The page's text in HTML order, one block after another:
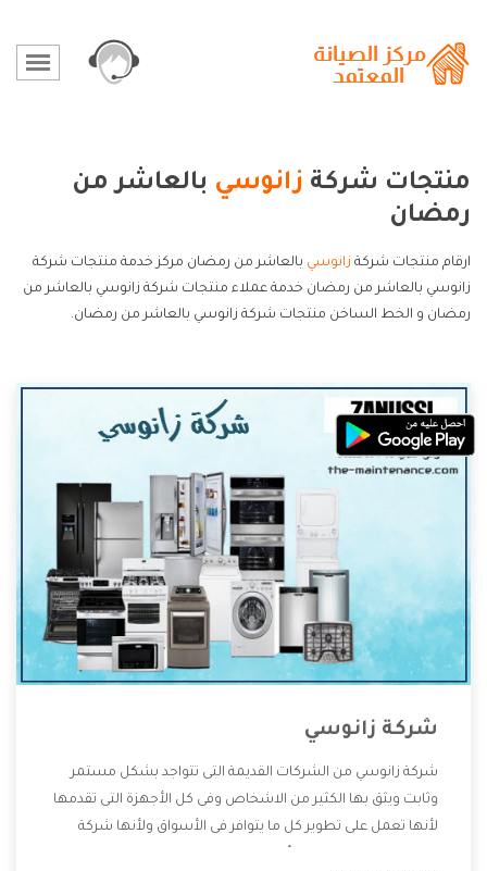
منتجات شركة زانوسي بالعاشر من
رمضان
ارقام منتجات شركة زانوسي بالعاشر من رمضان مركز خدمة منتجات شركة
زانوسي بالعاشر من رمضان خدمة عملاء منتجات شركة زانوسي بالعاشر من
رمضان و الخط الساخن منتجات شركة زانوسي بالعاشر من رمضان.
شركة زانوسي
شركة زانوسي من الشركات القديمة التى تتواجد بشكل مستمر
وثابت ويثق بها الكثير من الاشخاص وفى كل الأجهزة التى تقدمها
لأنها تعمل على تطوير كل ما يتوافر فى الأسواق ولأنها شركة